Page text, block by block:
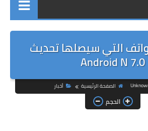
التي سيصلها تحديث
Android N 7.0
الصفحة الرئيسية أخبار
الحجم